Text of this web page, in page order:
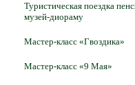
Туристическая поездка
музей-диораму
Мастер-класс «Гвоздика»
Мастер-класс «9 Мая»